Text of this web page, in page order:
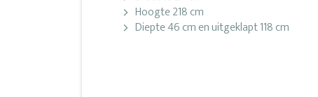
Hoogte 218 cm
Diepte 46 cm en uitgeklapt 118 cm